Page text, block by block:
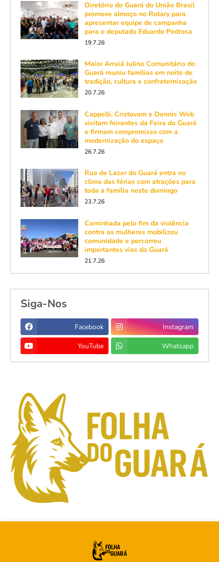
Diretório do Guará do União Brasil
promove almoço no Rotary para
apresentar equipe de campanha
para o deputado Eduardo Pedrosa
19.7.26
Maior Arraiá Julino Comunitário do
Guará reuniu famílias em noite de
tradição, cultura e confraternização
20.7.26
Cappelli, Cristovam e Dennis Web
visitam feirantes da Feira do Guará
e firmam compromisso com a
modernização do espaço
26.7.26
Rua de Lazer do Guará entra no
clima das férias com atrações para
toda a família neste domingo
23.7.26
Caminhada pelo fim da violência
contra as mulheres mobilizou
comunidade e percorreu
importantes vias do Guará
21.7.26
Siga-Nos
Facebook Instagram
YouTube Whatsapp